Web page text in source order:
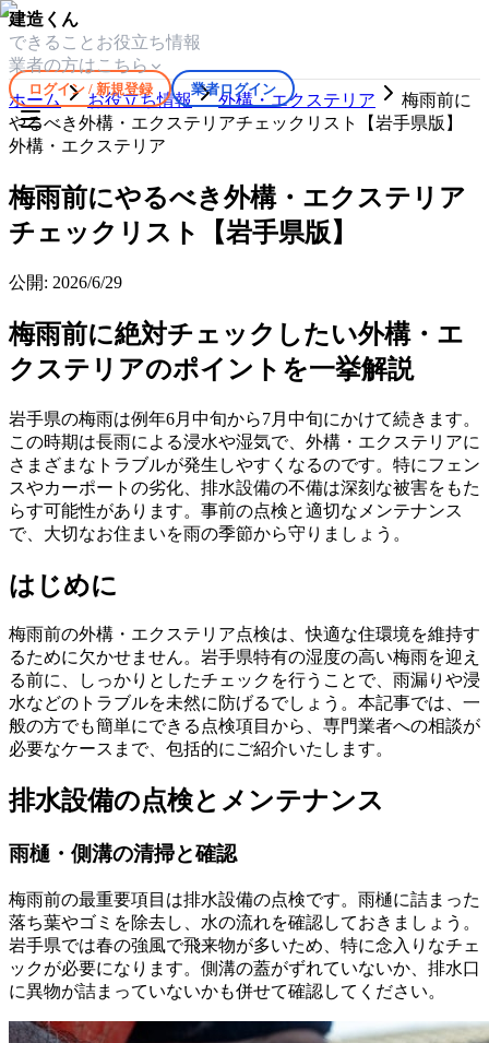
建造くん
できること お役立ち情報
業者の方はこちら
ログイン / 新規登録 業者ログイン
ホーム お役立ち情報 外構・エクステリア
梅雨前に
やるべき外構・エクステリアチェックリスト【岩手県版】
外構・エクステリア
梅雨前にやるべき外構・エクステリア
チェックリスト【岩手県版】
公開: 2026/6/29
梅雨前に絶対チェックしたい外構・エ
クステリアのポイントを一挙解説
岩手県の梅雨は例年6月中旬から7月中旬にかけて続きます。
この時期は長雨による浸水や湿気で、外構・エクステリアに
さまざまなトラブルが発生しやすくなるのです。特にフェン
スやカーポートの劣化、排水設備の不備は深刻な被害をもた
らす可能性があります。事前の点検と適切なメンテナンス
で、大切なお住まいを雨の季節から守りましょう。
はじめに
梅雨前の外構・エクステリア点検は、快適な住環境を維持す
るために欠かせません。岩手県特有の湿度の高い梅雨を迎え
る前に、しっかりとしたチェックを行うことで、雨漏りや浸
水などのトラブルを未然に防げるでしょう。本記事では、一
般の方でも簡単にできる点検項目から、専門業者への相談が
必要なケースまで、包括的にご紹介いたします。
排水設備の点検とメンテナンス
雨樋・側溝の清掃と確認
梅雨前の最重要項目は排水設備の点検です。雨樋に詰まった
落ち葉やゴミを除去し、水の流れを確認しておきましょう。
岩手県では春の強風で飛来物が多いため、特に念入りなチェ
ックが必要になります。側溝の蓋がずれていないか、排水口
に異物が詰まっていないかも併せて確認してください。